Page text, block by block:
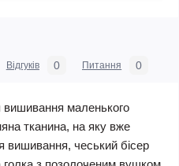
Відгуків 0 Питання 0
вишивання маленького
тканина, на яку вже
чеський бісер